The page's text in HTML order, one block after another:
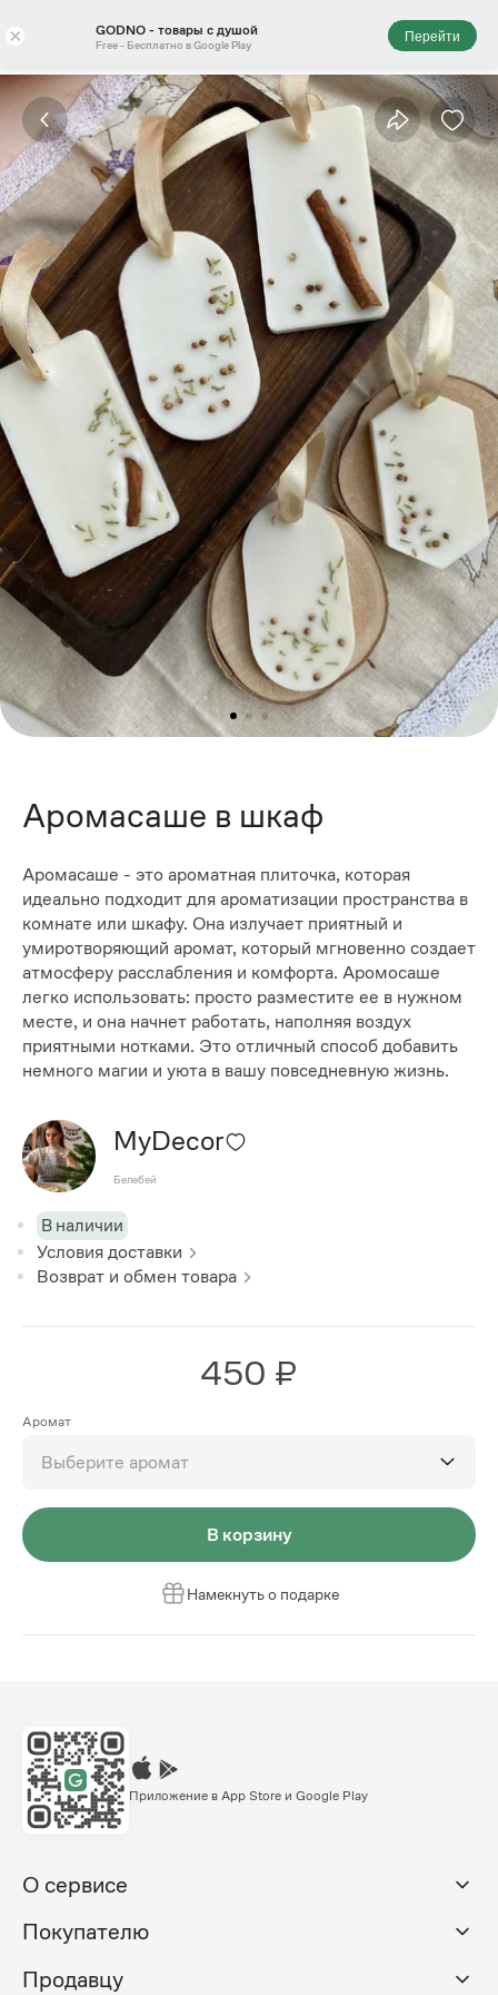
× GODNO - товары с душой
Free - Бесплатно в Google Play
Перейти
Аромасаше в шкаф
Аромасаше - это ароматная плиточка, которая
идеально подходит для ароматизации пространства в
комнате или шкафу. Она излучает приятный и
умиротворяющий аромат, который мгновенно создает
атмосферу расслабления и комфорта. Аромосаше
легко использовать: просто разместите ее в нужном
месте, и она начнет работать, наполняя воздух
приятными нотками. Это отличный способ добавить
немного магии и уюта в вашу повседневную жизнь.
MyDecor
Белебей
В наличии
Условия доставки
Возврат и обмен товара
450 ₽
Аромат
Выберите аромат
В корзину
Намекнуть о подарке
Приложение в App Store и Google Play
О сервисе
Покупателю
Продавцу